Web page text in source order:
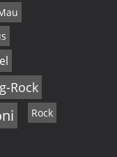
Rock
Rock